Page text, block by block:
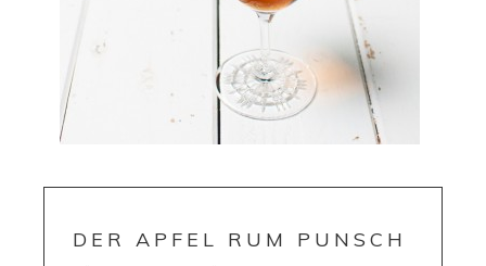
DER APFEL RUM PUNSCH